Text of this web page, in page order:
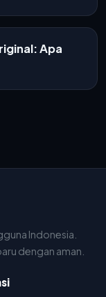
Apa
Indonesia.
dengan aman.